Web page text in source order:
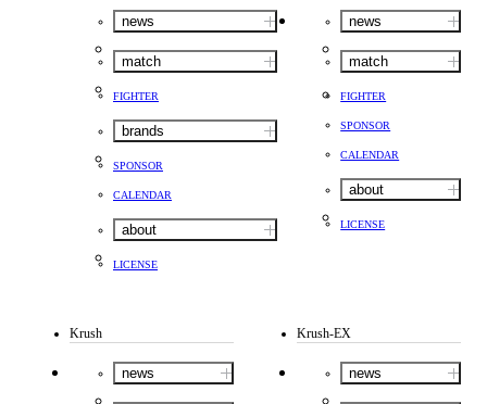
news
match
FIGHTER
brands
SPONSOR
CALENDAR
about
LICENSE
news
match
FIGHTER
SPONSOR
CALENDAR
about
LICENSE
Krush
news
Krush-EX
news